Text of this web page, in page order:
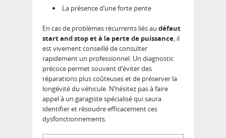
La présence d’une forte pente
En cas de problèmes récurrents liés au défaut
start and stop et à la perte de puissance, il
est vivement conseillé de consulter
rapidement un professionnel. Un diagnostic
précoce permet souvent d’éviter des
réparations plus coûteuses et de préserver la
longévité du véhicule. N’hésitez pas à faire
appel à un garagiste spécialisé qui saura
identifier et résoudre efficacement ces
dysfonctionnements.